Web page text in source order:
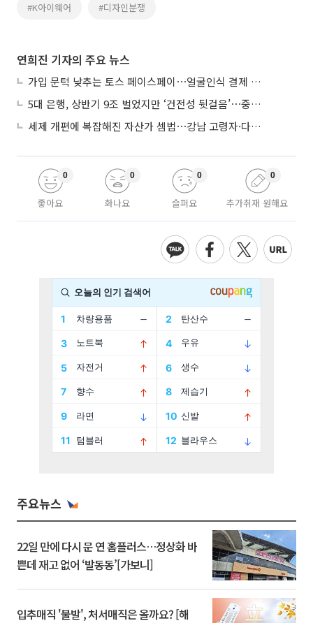
#K아이웨어 #디자인분쟁
연희진 기자의 주요 뉴스
가입 문턱 낮추는 토스 페이스페이⋯얼굴인식 결제 확산 속도낸다
5대 은행, 상반기 9조 벌었지만 ‘건전성 뒷걸음’⋯중기대출 문턱 높아지나
세제 개편에 복잡해진 자산가 셈법⋯강남 고령자·다주택자 ‘자산재편 고심’
좋아요
0
화나요
0
슬퍼요
0
추가취재 원해요
0
주요뉴스
22일 만에 다시 문 연 홈플러스…정상화 바
쁜데 재고 없어 ‘발동동’[가보니]
입추매직 '불발', 처서매직은 올까요? [해